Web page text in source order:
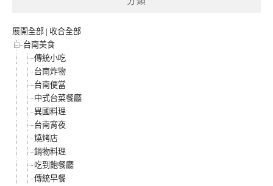
展開全部 | 收合全部
台南美食
傳統小吃
台南炸物
台南便當
中式台菜餐廳
異國料理
台南宵夜
燒烤店
鍋物料理
吃到飽餐廳
傳統早餐